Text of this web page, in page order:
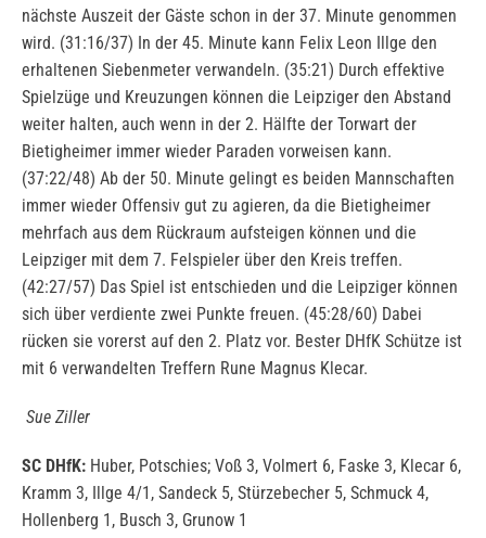
nächste Auszeit der Gäste schon in der 37. Minute genommen
wird. (31:16/37) In der 45. Minute kann Felix Leon Illge den
erhaltenen Siebenmeter verwandeln. (35:21) Durch effektive
Spielzüge und Kreuzungen können die Leipziger den Abstand
weiter halten, auch wenn in der 2. Hälfte der Torwart der
Bietigheimer immer wieder Paraden vorweisen kann.
(37:22/48) Ab der 50. Minute gelingt es beiden Mannschaften
immer wieder Offensiv gut zu agieren, da die Bietigheimer
mehrfach aus dem Rückraum aufsteigen können und die
Leipziger mit dem 7. Felspieler über den Kreis treffen.
(42:27/57) Das Spiel ist entschieden und die Leipziger können
sich über verdiente zwei Punkte freuen. (45:28/60) Dabei
rücken sie vorerst auf den 2. Platz vor. Bester DHfK Schütze ist
mit 6 verwandelten Treffern Rune Magnus Klecar.
Sue Ziller
SC DHfK: Huber, Potschies; Voß 3, Volmert 6, Faske 3, Klecar 6,
Kramm 3, Illge 4/1, Sandeck 5, Stürzebecher 5, Schmuck 4,
Hollenberg 1, Busch 3, Grunow 1